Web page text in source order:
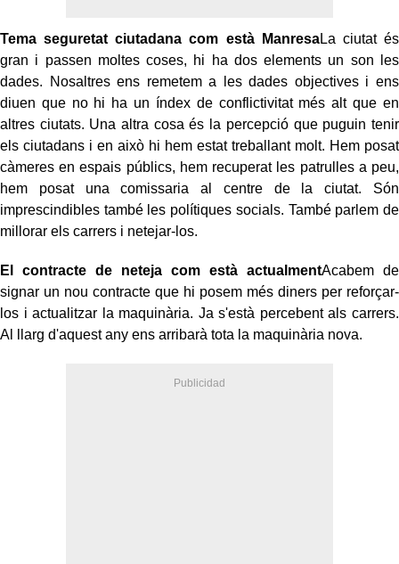
Tema seguretat ciutadana com està ManresaLa ciutat és
gran i passen moltes coses, hi ha dos elements un son les
dades. Nosaltres ens remetem a les dades objectives i ens
diuen que no hi ha un índex de conflictivitat més alt que en
altres ciutats. Una altra cosa és la percepció que puguin tenir
els ciutadans i en això hi hem estat treballant molt. Hem posat
càmeres en espais públics, hem recuperat les patrulles a peu,
hem posat una comissaria al centre de la ciutat. Són
imprescindibles també les polítiques socials. També parlem de
millorar els carrers i netejar-los.
El contracte de neteja com està actualmentAcabem de
signar un nou contracte que hi posem més diners per reforçar-
los i actualitzar la maquinària. Ja s'està percebent als carrers.
Al llarg d'aquest any ens arribarà tota la maquinària nova.